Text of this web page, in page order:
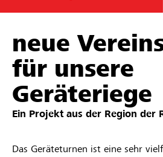
Unterstützen
Hilfe & Support
Projekte und Organisationen finden
neue
für unsere
Geräteriege
Ein Projekt aus der Region der
Das Geräteturnen ist eine sehr